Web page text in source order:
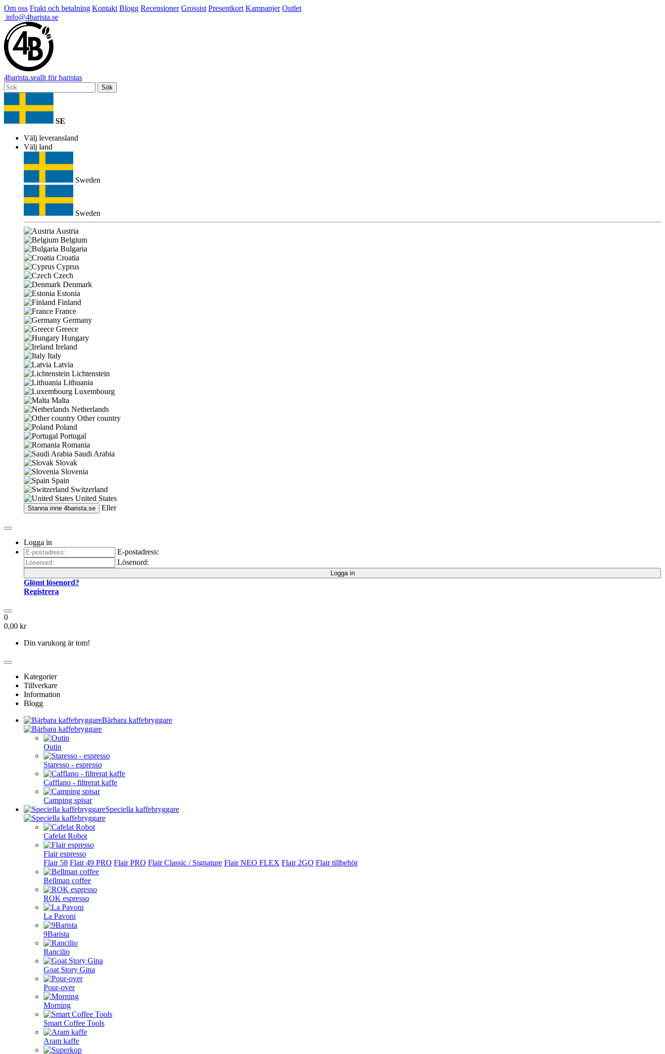
Om oss Frakt och betalning Kontakt Blogg Recensioner Grossist Presentkort Kampanjer Outlet
info@4barista.se
4barista.seallt för baristas
Sök
SE
Välj leveransland
Välj land
Sweden
Sweden
Austria
Belgium
Bulgaria
Croatia
Cyprus
Czech
Denmark
Estonia
Finland
France
Germany
Greece
Hungary
Ireland
Italy
Latvia
Lichtenstein
Lithuania
Luxembourg
Malta
Netherlands
Other country
Poland
Portugal
Romania
Saudi Arabia
Slovak
Slovenia
Spain
Switzerland
United States
Stanna inne 4barista.se Eller
Logga in
E-postadress:
Lösenord:
Logga in
Glömt lösenord?
Registrera
0
0,00 kr
Din varukorg är tom!
Kategorier
Tillverkare
Information
Blogg
Bärbara kaffebryggare
Outin
Staresso - espresso
Cafflano - filtrerat kaffe
Camping spisar
Speciella kaffebryggare
Cafelat Robot
Flair espresso
Flair 58 Flair 49 PRO Flair PRO Flair Classic / Signature Flair NEO FLEX Flair 2GO Flair tillbehör
Bellman coffee
ROK espresso
La Pavoni
9Barista
Rancilio
Goat Story Gina
Pour-over
Morning
Smart Coffee Tools
Aram kaffe